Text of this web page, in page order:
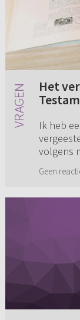
Het
Ik heb
volgens
Geen